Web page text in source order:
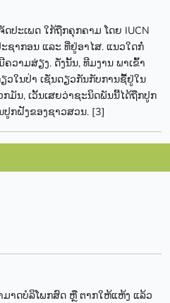
ປະເພດ ໃກ້ຖືກຄຸກຄາມ ໂດຍ IUCN
ຊາກອນ ແລະ ທີ່ຢູ່ອາໄສ. ແນວໃດກໍ່
າມສ່ຽງ. ດັ່ງນັ້ນ, ທີມງານ ພາເຂົ້າ
ວໃນປ່າ ເຊັ່ນດຽວກັນກັບການຊື້ຢູ່ໃນ
ມັນ, ເວັ້ນເສຍວ່າຊະນິດພັນນີ້ໄດ້ຖືກປູກ
ປູກຝັງຂອງຊາວສວນ. [3]
າດບໍລິໂພກສົດ ຫຼື ຕາກໃຫ້ແຫ້ງ ແລ້ວ